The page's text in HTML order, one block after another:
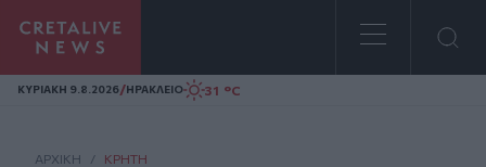
Homepage
ΚΥΡΙΑΚΗ 9.8.2026/ΗΡΑΚΛΕΙΟ 31 °C
ΑΡΧΙΚΗ / ΚΡΉΤΗ